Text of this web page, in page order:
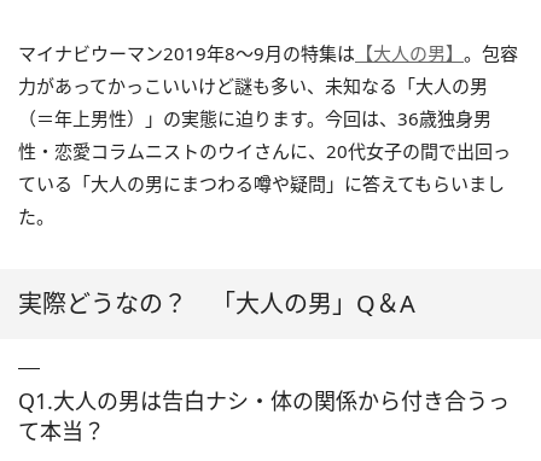
マイナビウーマン2019年8～9月の特集は 【大人の男】 。包容
力があってかっこいいけど謎も多い、未知なる「大人の男
（＝年上男性）」の実態に迫ります。今回は、36歳独身男
性・恋愛コラムニストのウイさんに、20代女子の間で出回っ
ている「大人の男にまつわる噂や疑問」に答えてもらいまし
た。
実際どうなの？ 「大人の男」Q＆A
Q1.大人の男は告白ナシ・体の関係から付き合うっ
て本当？